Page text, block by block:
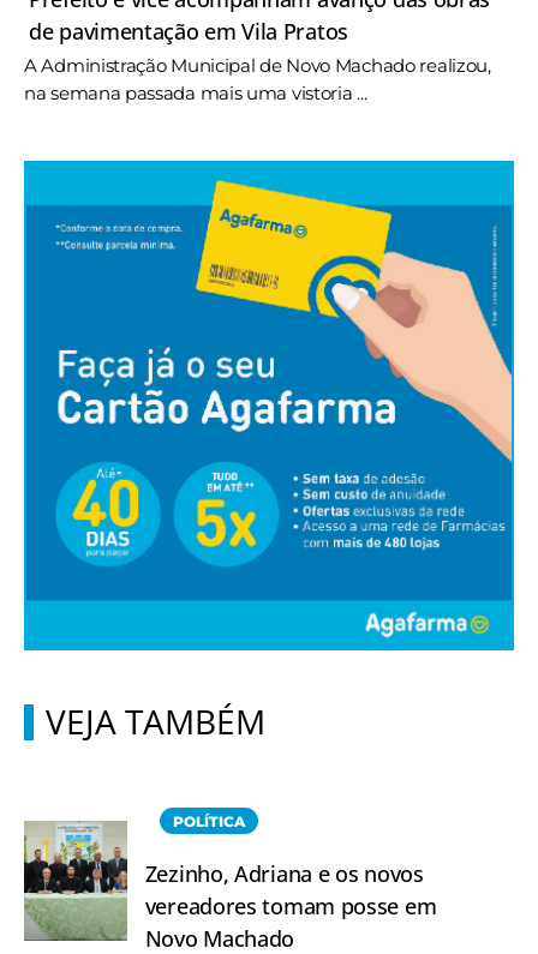
de pavimentação em Vila Pratos
A Administração Municipal de Novo Machado realizou,
na semana passada mais uma vistoria ...
VEJA TAMBÉM
POLÍTICA
Zezinho, Adriana e os novos
vereadores tomam posse em
Novo Machado